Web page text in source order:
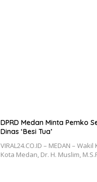
DPRD Medan Minta Pemko
Dinas ‘Besi Tua’
VIRAL24.CO.ID – MEDAN –
Kota Medan, Dr. H. Muslim,